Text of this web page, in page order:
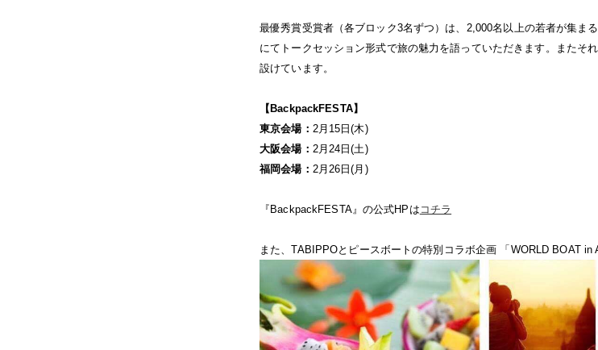
最優秀賞受賞者（各ブロック3名ずつ）は、2,000名以上の若者が集ま
にてトークセッション形式で旅の魅力を語っていただきます。またそ
設けています。
【BackpackFESTA】
東京会場： 2月15日(木)
大阪会場： 2月24日(土)
福岡会場： 2月26日(月)
『BackpackFESTA』の公式HPは コチラ
また、TABIPPOとピースボートの特別コラボ企画 「WORLD BOAT in